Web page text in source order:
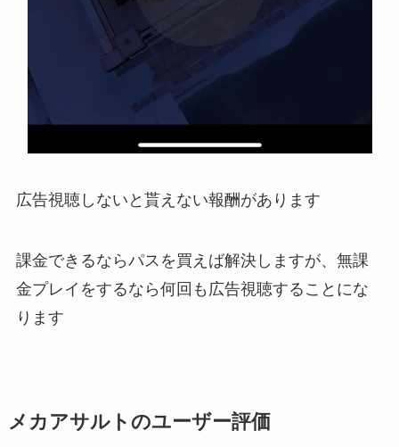
広告視聴しないと貰えない報酬があります
課金できるならパスを買えば解決しますが、無課
金プレイをするなら何回も広告視聴することにな
ります
メカアサルトのユーザー評価